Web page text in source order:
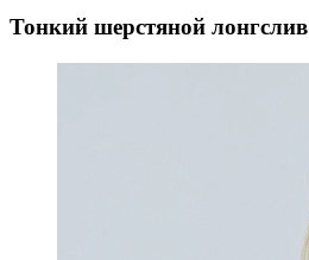
Тонкий шерстяной лонгслив